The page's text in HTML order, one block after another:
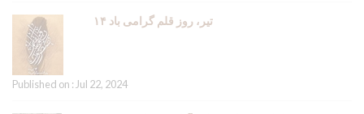
۱۴ تیر، روز قلم گرامی باد
Published on : Jul 22, 2024